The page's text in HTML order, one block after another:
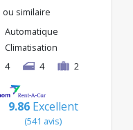
ou similaire
Automatique
Climatisation
4
4 2
9.86 Excellent
(541 avis)